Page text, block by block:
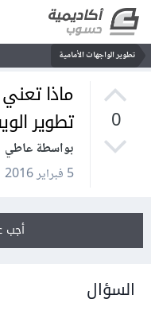
تطوير الواجهات الأمامية
0
تطوير
بواسطة عاطي
5 فبراير 2016
أجب
السؤال